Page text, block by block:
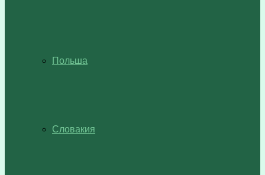
Польша
Словакия